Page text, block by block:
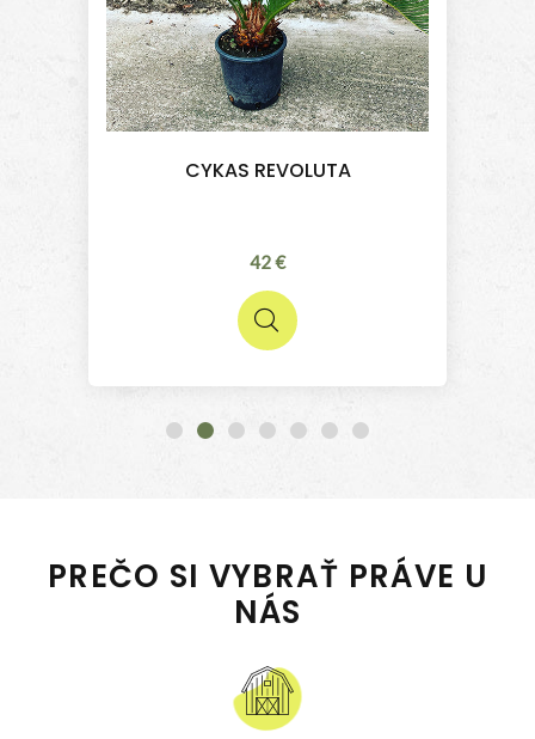
CYKAS REVOLUTA
42 €
PREČO SI VYBRAŤ PRÁVE U
NÁS